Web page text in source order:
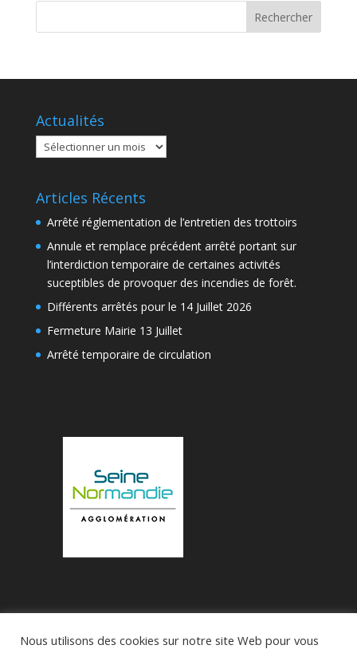
Actualités
Actualités
Articles Récents
Arrêté réglementation de l’entretien des trottoirs
Annule et remplace précédent arrêté portant sur
l’interdiction temporaire de certaines activités
suceptibles de provoquer des incendies de forêt.
Différents arrêtés pour le 14 Juillet 2026
Fermeture Mairie 13 Juillet
Arrêté temporaire de circulation
Nous utilisons des cookies sur notre site Web pour vous